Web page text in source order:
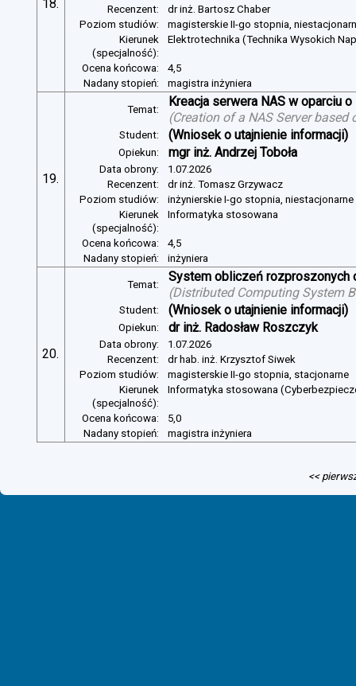
18.
Recenzent:
dr inż. Bartosz Chaber
Poziom studiów:
magisterskie II-go stopnia,
Kierunek
(specjalność):
Elektrotechnika (Technika Wysokich
Ocena końcowa:
4,5
Nadany stopień:
magistra inżyniera
19.
Temat:
Kreacja serwera NAS w oparciu
(Creation of a NAS Server based
Student: (Wniosek o utajnienie informacji)
Opiekun: mgr inż. Andrzej Toboła
Data obrony:
1.07.2026
Recenzent:
dr inż. Tomasz Grzywacz
Poziom studiów:
inżynierskie I-go stopnia, niestacjonarne
Kierunek
(specjalność):
Informatyka stosowana
Ocena końcowa:
4,5
Nadany stopień:
inżyniera
20.
Temat:
System obliczeń rozproszonych
(Distributed Computing System
Student: (Wniosek o utajnienie informacji)
Opiekun: dr inż. Radosław Roszczyk
Data obrony:
1.07.2026
Recenzent:
dr hab. inż. Krzysztof Siwek
Poziom studiów:
magisterskie II-go stopnia, stacjonarne
Kierunek
(specjalność):
Informatyka stosowana
Ocena końcowa:
5,0
Nadany stopień:
magistra inżyniera
<<